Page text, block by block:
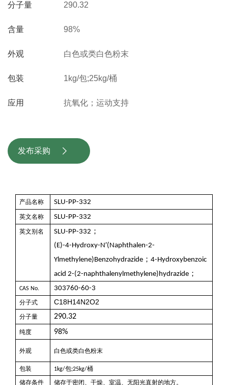
分子量
含量
外观
包装
应用
290.32
98%
白色或类白色粉末
1kg/包;25kg/桶
抗氧化；运动支持
发布采购 
产品名称 SLU-PP-332
英文名称 SLU-PP-332
英文别名 SLU-PP-332 ；
(E)-4-Hydroxy-N′(Naphthalen-2-
Ylmethylene)Benzohydrazide ； 4-Hydroxybenzoic
acid 2-(2-naphthalenylmethylene)hydrazide ；
CAS No. 303760-60-3
分子式 C18H14N2O2
分子量 290.32
纯度 98%
外观 白色或类白色粉末
包装 1kg/包;25kg/桶
储存条件
储存于密闭、干燥、室温、无阳光直射的地方。